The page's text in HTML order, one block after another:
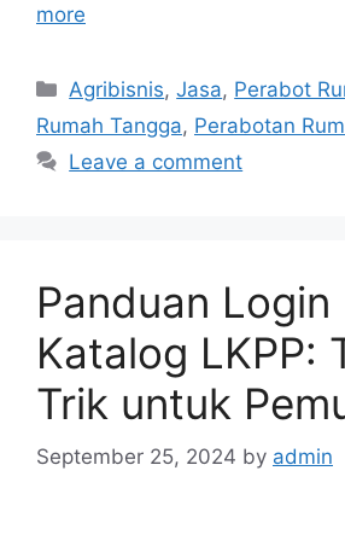
more
Categories
Agribisnis,Jasa, Perabot
Rumah Tangga, Perabotan
Leave a comment
Panduan Login
Katalog LKPP:
Trik untuk
September 25, 2024 by admin